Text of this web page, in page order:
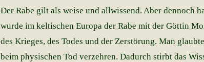
Der Rabe gilt als weise und allwissend. Aber dennoch
wurde im keltischen Europa der Rabe mit der Göttin
des Krieges, des Todes und der Zerstörung. Man
beim physischen Tod verzehren. Dadurch stirbt das